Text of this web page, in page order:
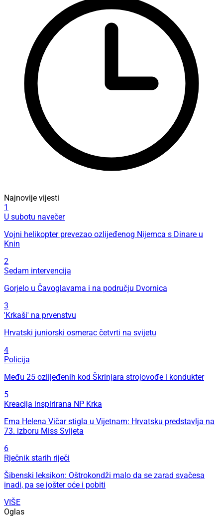
Najnovije vijesti
1
U subotu navečer
Vojni helikopter prevezao ozlijeđenog Nijemca s Dinare u
Knin
2
Sedam intervencija
Gorjelo u Čavoglavama i na području Dvornica
3
'Krkaši' na prvenstvu
Hrvatski juniorski osmerac četvrti na svijetu
4
Policija
Među 25 ozlijeđenih kod Škrinjara strojovođe i kondukter
5
Kreacija inspirirana NP Krka
Ema Helena Vičar stigla u Vijetnam: Hrvatsku predstavlja na
73. izboru Miss Svijeta
6
Rječnik starih riječi
Šibenski leksikon: Oštrokondži malo da se zarad svačesa
inadi, pa se jošter oće i pobiti
VIŠE
Oglas